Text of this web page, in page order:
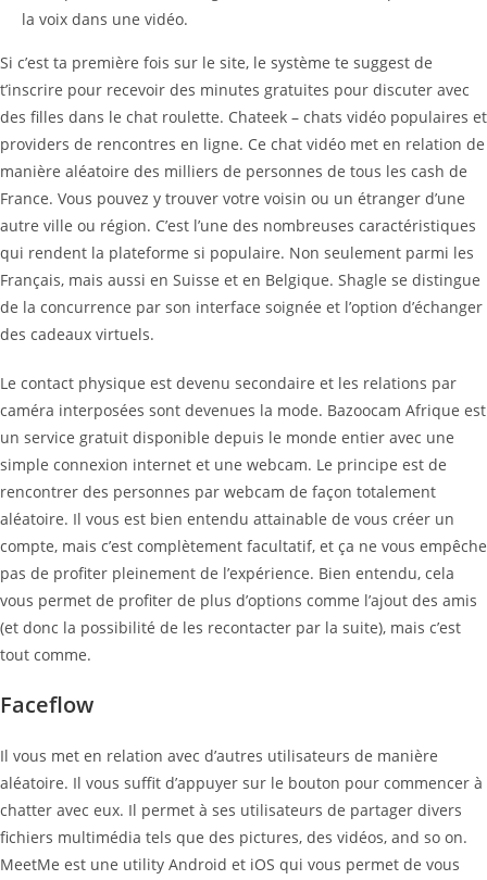
la voix dans une vidéo.
Si c’est ta première fois sur le site, le système te suggest de
t’inscrire pour recevoir des minutes gratuites pour discuter avec
des filles dans le chat roulette. Chateek – chats vidéo populaires et
providers de rencontres en ligne. Ce chat vidéo met en relation de
manière aléatoire des milliers de personnes de tous les cash de
France. Vous pouvez y trouver votre voisin ou un étranger d’une
autre ville ou région. C’est l’une des nombreuses caractéristiques
qui rendent la plateforme si populaire. Non seulement parmi les
Français, mais aussi en Suisse et en Belgique. Shagle se distingue
de la concurrence par son interface soignée et l’option d’échanger
des cadeaux virtuels.
Le contact physique est devenu secondaire et les relations par
caméra interposées sont devenues la mode. Bazoocam Afrique est
un service gratuit disponible depuis le monde entier avec une
simple connexion internet et une webcam. Le principe est de
rencontrer des personnes par webcam de façon totalement
aléatoire. Il vous est bien entendu attainable de vous créer un
compte, mais c’est complètement facultatif, et ça ne vous empêche
pas de profiter pleinement de l’expérience. Bien entendu, cela
vous permet de profiter de plus d’options comme l’ajout des amis
(et donc la possibilité de les recontacter par la suite), mais c’est
tout comme.
Faceflow
Il vous met en relation avec d’autres utilisateurs de manière
aléatoire. Il vous suffit d’appuyer sur le bouton pour commencer à
chatter avec eux. Il permet à ses utilisateurs de partager divers
fichiers multimédia tels que des pictures, des vidéos, and so on.
MeetMe est une utility Android et iOS qui vous permet de vous